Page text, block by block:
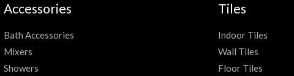
Accessories
Bath Accessories
Mixers
Showers
Tiles
Indoor Tiles
Wall Tiles
Floor Tiles